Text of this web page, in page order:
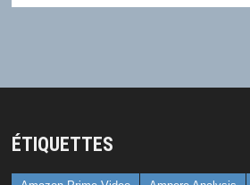
ÉTIQUETTES